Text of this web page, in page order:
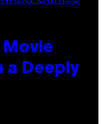
Movie
a Deeply